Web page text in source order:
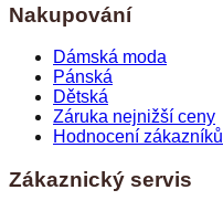
Nakupování
Dámská moda
Pánská
Dětská
Záruka nejnižší ceny
Hodnocení zákazníků
Zákaznický servis